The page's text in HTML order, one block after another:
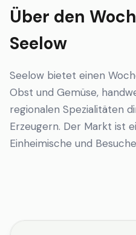
Über den
Seelow
Seelow bietet einen
Obst und Gemüse,
regionalen Spezialitäten
Erzeugern. Der Markt ist
Einheimische und